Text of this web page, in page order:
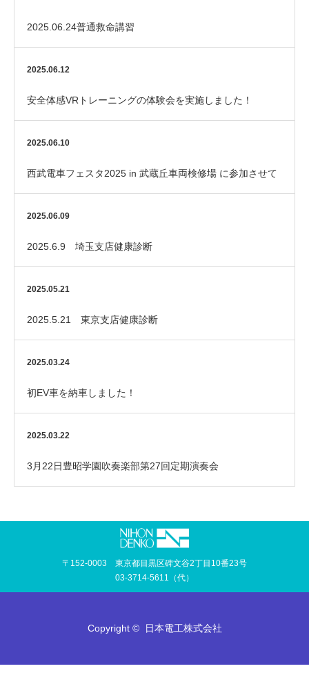
2025.06.24普通救命講習
2025.06.12
安全体感VRトレーニングの体験会を実施しました！
2025.06.10
西武電車フェスタ2025 in 武蔵丘車両検修場 に参加させて
いただきました！
2025.06.09
2025.6.9 埼玉支店健康診断
2025.05.21
2025.5.21 東京支店健康診断
2025.03.24
初EV車を納車しました！
2025.03.22
3月22日豊昭学園吹奏楽部第27回定期演奏会
〒152-0003 東京都目黒区碑文谷2丁目10番23号
03-3714-5611（代）
Copyright © 日本電工株式会社